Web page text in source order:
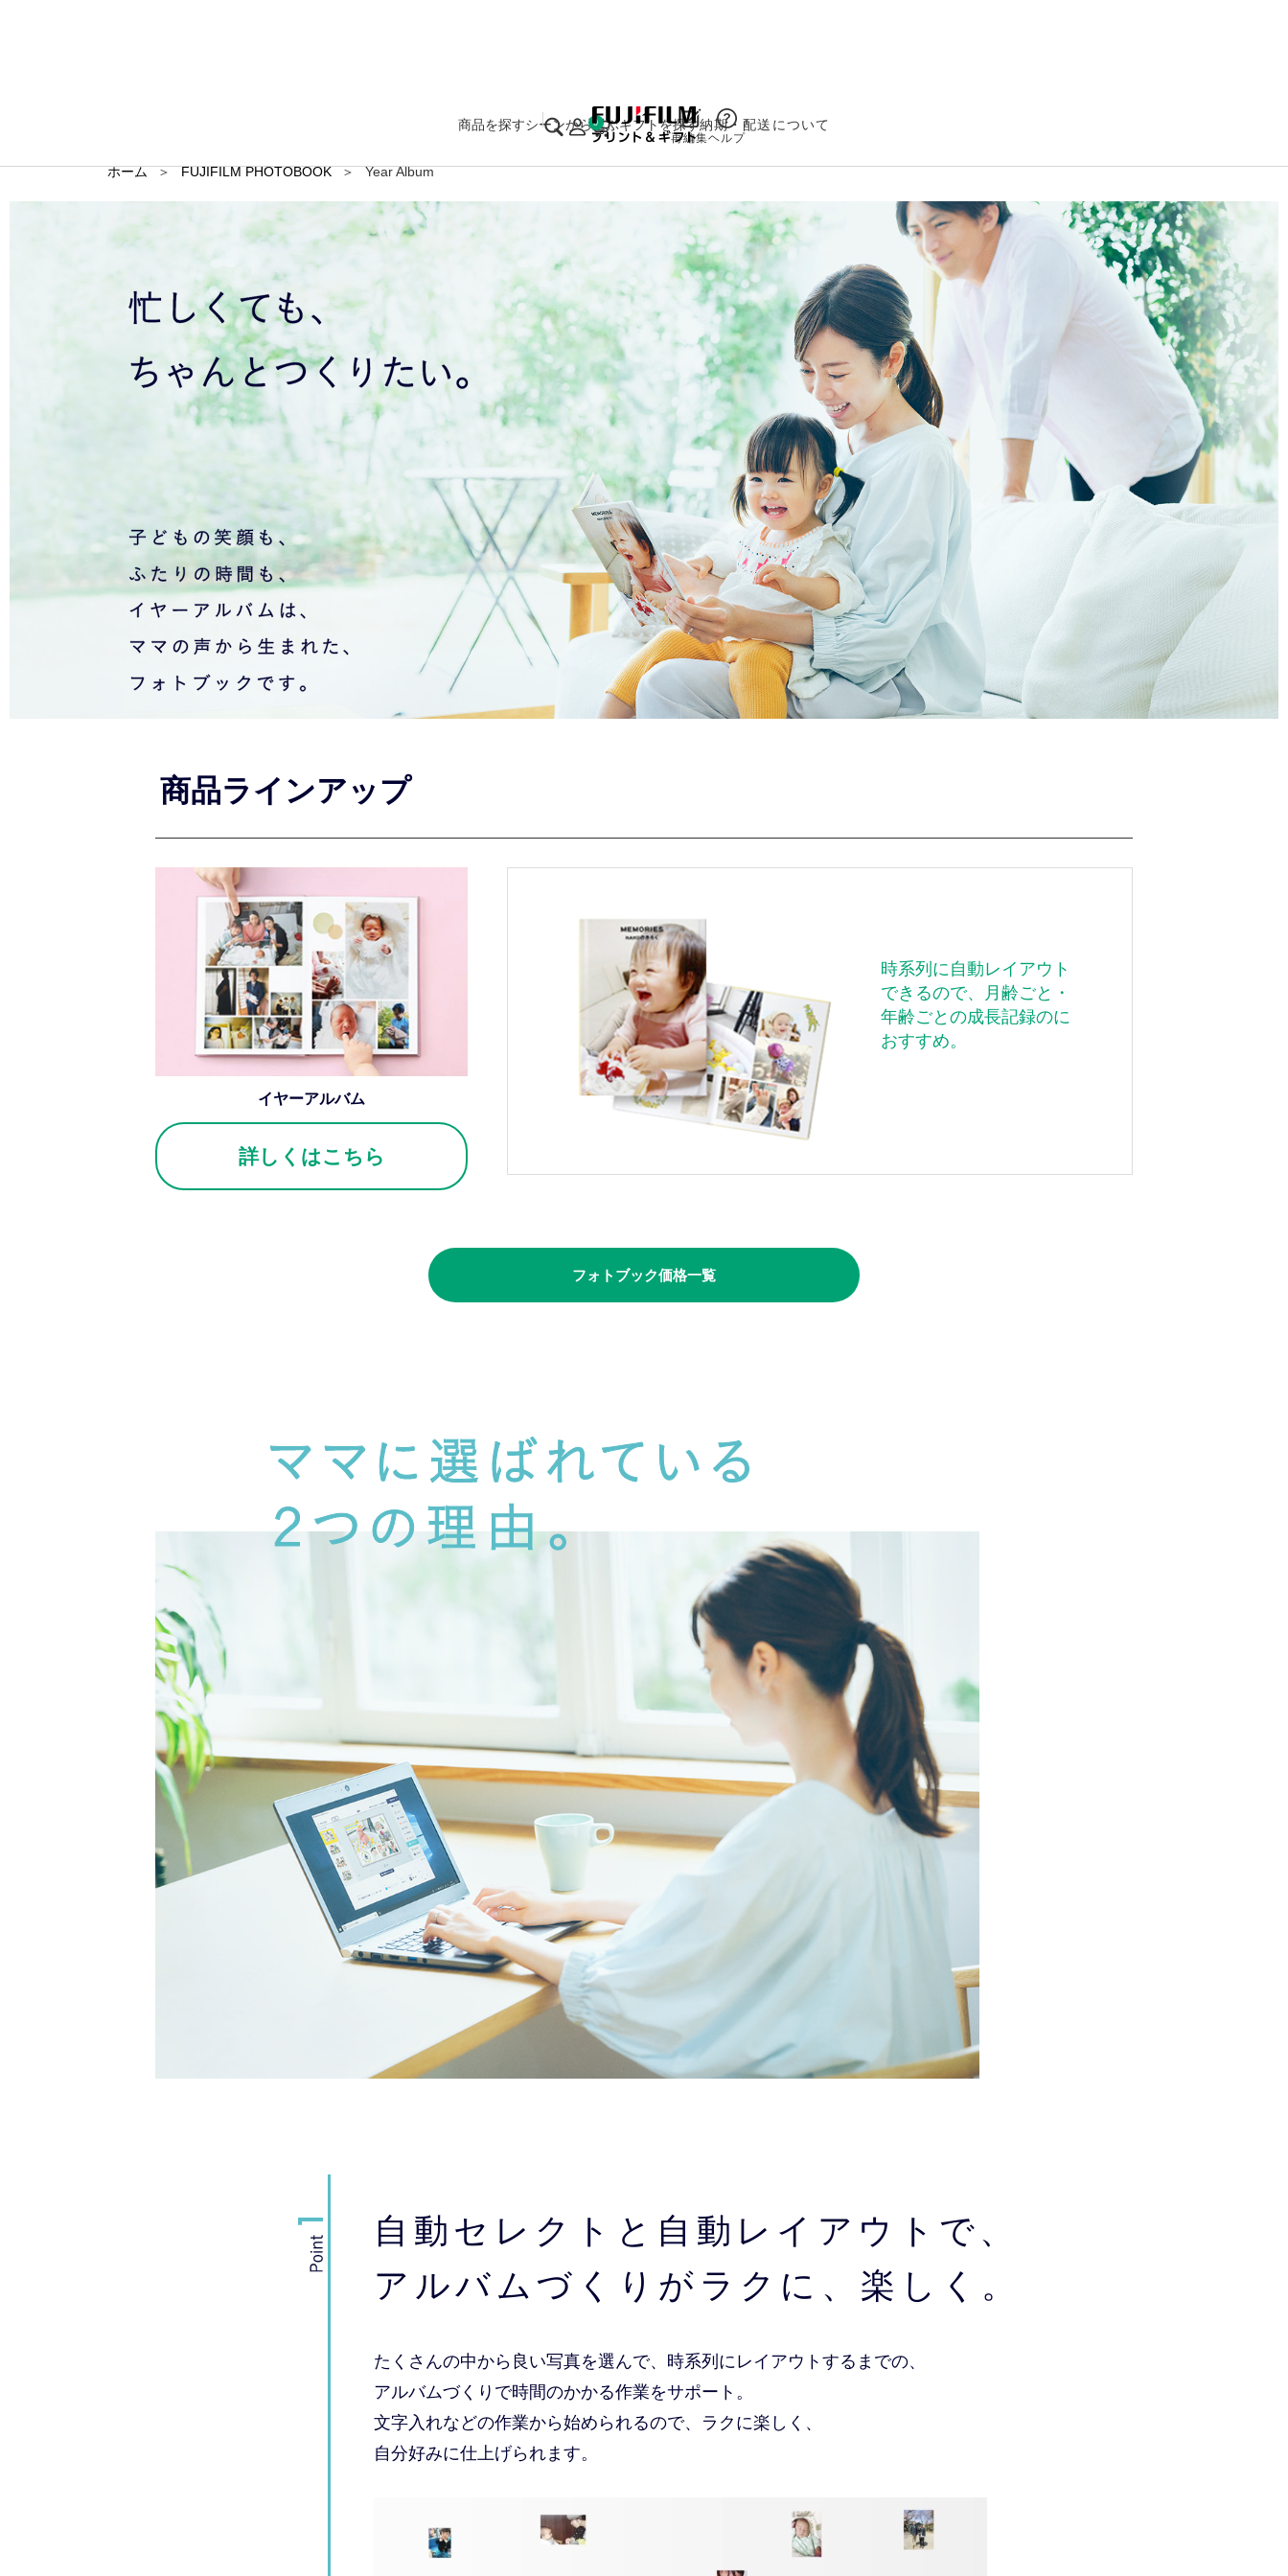
商品を探すシーンから選ぶギフトを探す納期・配送について
0
再編集ヘルプ
ホーム FUJIFILM PHOTOBOOK Year Album
商品ラインアップ
イヤーアルバム
詳しくはこちら
時系列に自動レイアウト
できるので、月齢ごと・
年齢ごとの成長記録のに
おすすめ。
フォトブック価格一覧
自動セレクトと 自動レイアウトで、
アルバムづくりがラクに、 楽しく。
たくさんの中から良い写真を選んで、時系列にレイアウトするまでの、
アルバムづくりで時間のかかる作業をサポート。
文字入れなどの作業から始められるので、ラクに楽しく、
自分好みに仕上げられます。